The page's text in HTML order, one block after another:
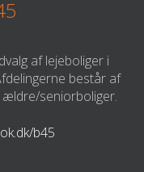
af lejeboliger i
består af
ældre/seniorboliger.
b45